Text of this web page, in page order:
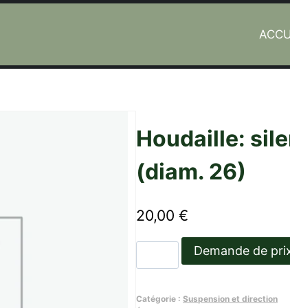
Houdaille:
(diam. 26)
20,00€
de
silent-
Demande de
Catégorie :Suspension et direction